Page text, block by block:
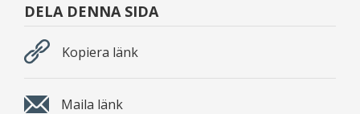
DELA DENNA SIDA
Kopiera länk
Maila länk